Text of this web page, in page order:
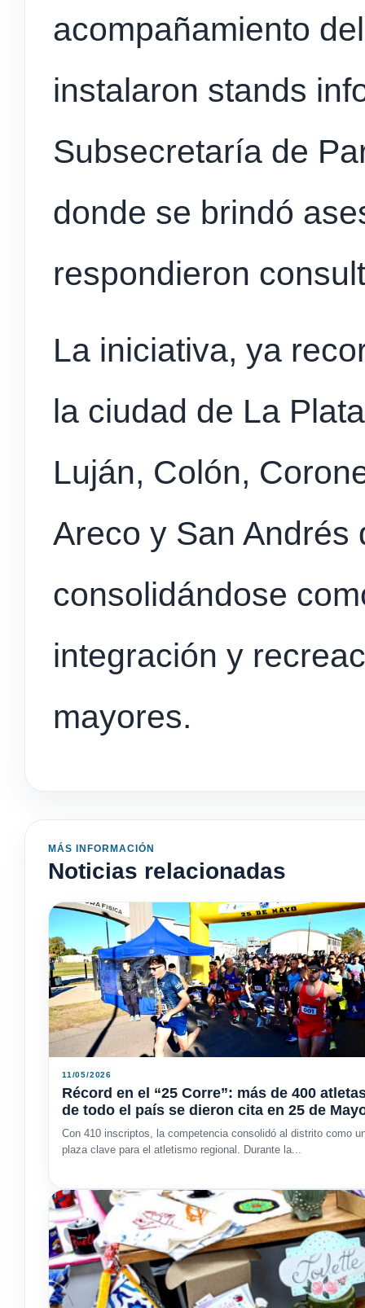
acompañamiento
instalaron stands
Subsecretaría de
donde se brindó
respondieron
La iniciativa, ya
la ciudad de La
Luján, Colón,
Areco y San Andrés
consolidándose
integración y
mayores.
MÁS INFORMACIÓN
Noticias relacionadas
11/05/2026
Récord en el “25 Corre”: más de 400
de todo el país se dieron cita en 25 de
Con 410 inscriptos, la competencia consolidó al distrito como
plaza clave para el atletismo regional. Durante la...